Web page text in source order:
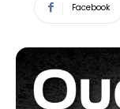
Facebook